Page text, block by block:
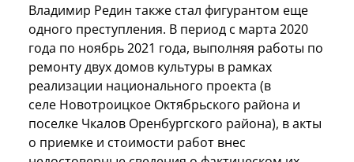
Владимир Редин также стал фигурантом еще
одного преступления. В период с марта 2020
года по ноябрь 2021 года, выполняя работы по
ремонту двух домов культуры в рамках
реализации национального проекта (в
селе Новотроицкое Октябрьского района и
поселке Чкалов Оренбургского района), в акты
о приемке и стоимости работ внес